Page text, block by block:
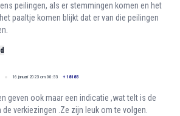
peilingen, als er stemmingen komen en het
paaltje komen blijkt dat er van die peilingen
16 januari 2023 om 00:53 + 18185
geven ook maar een indicatie ,wat telt is de
de verkiezingen .Ze zijn leuk om te volgen.